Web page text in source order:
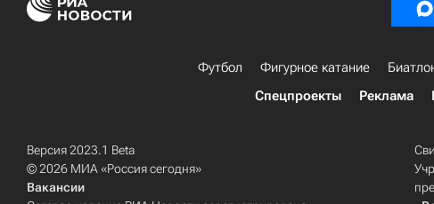
Футбол Фигурное катание
Спецпроекты
Реклама
Версия 2023.1 Beta
© 2026 МИА «Россия сегодня»
Вакансии